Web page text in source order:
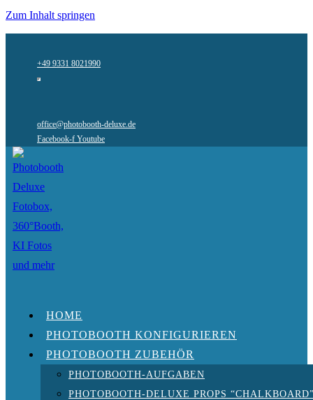
Zum Inhalt springen
+49 9331 8021990
office@photobooth-deluxe.de
Facebook-f Youtube
HOME
PHOTOBOOTH KONFIGURIEREN
PHOTOBOOTH ZUBEHÖR
PHOTOBOOTH-AUFGABEN
PHOTOBOOTH-DELUXE PROPS